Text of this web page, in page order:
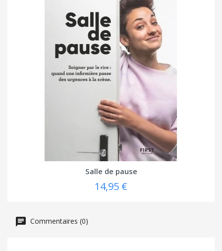
Salle de pause
14,95 €
Commentaires (0)